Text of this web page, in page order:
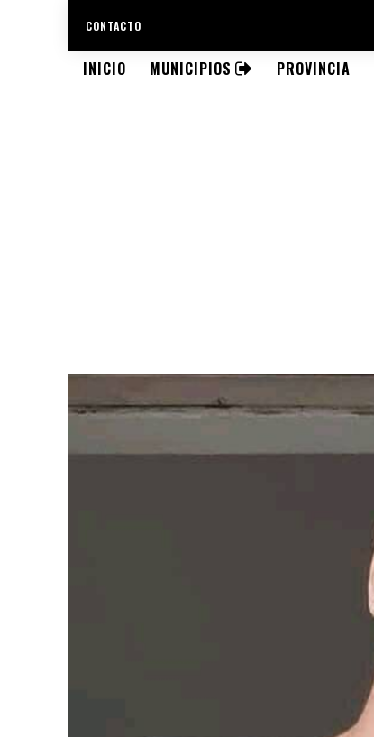
CONTACTO
INICIO MUNICIPIOS PROVINCIA